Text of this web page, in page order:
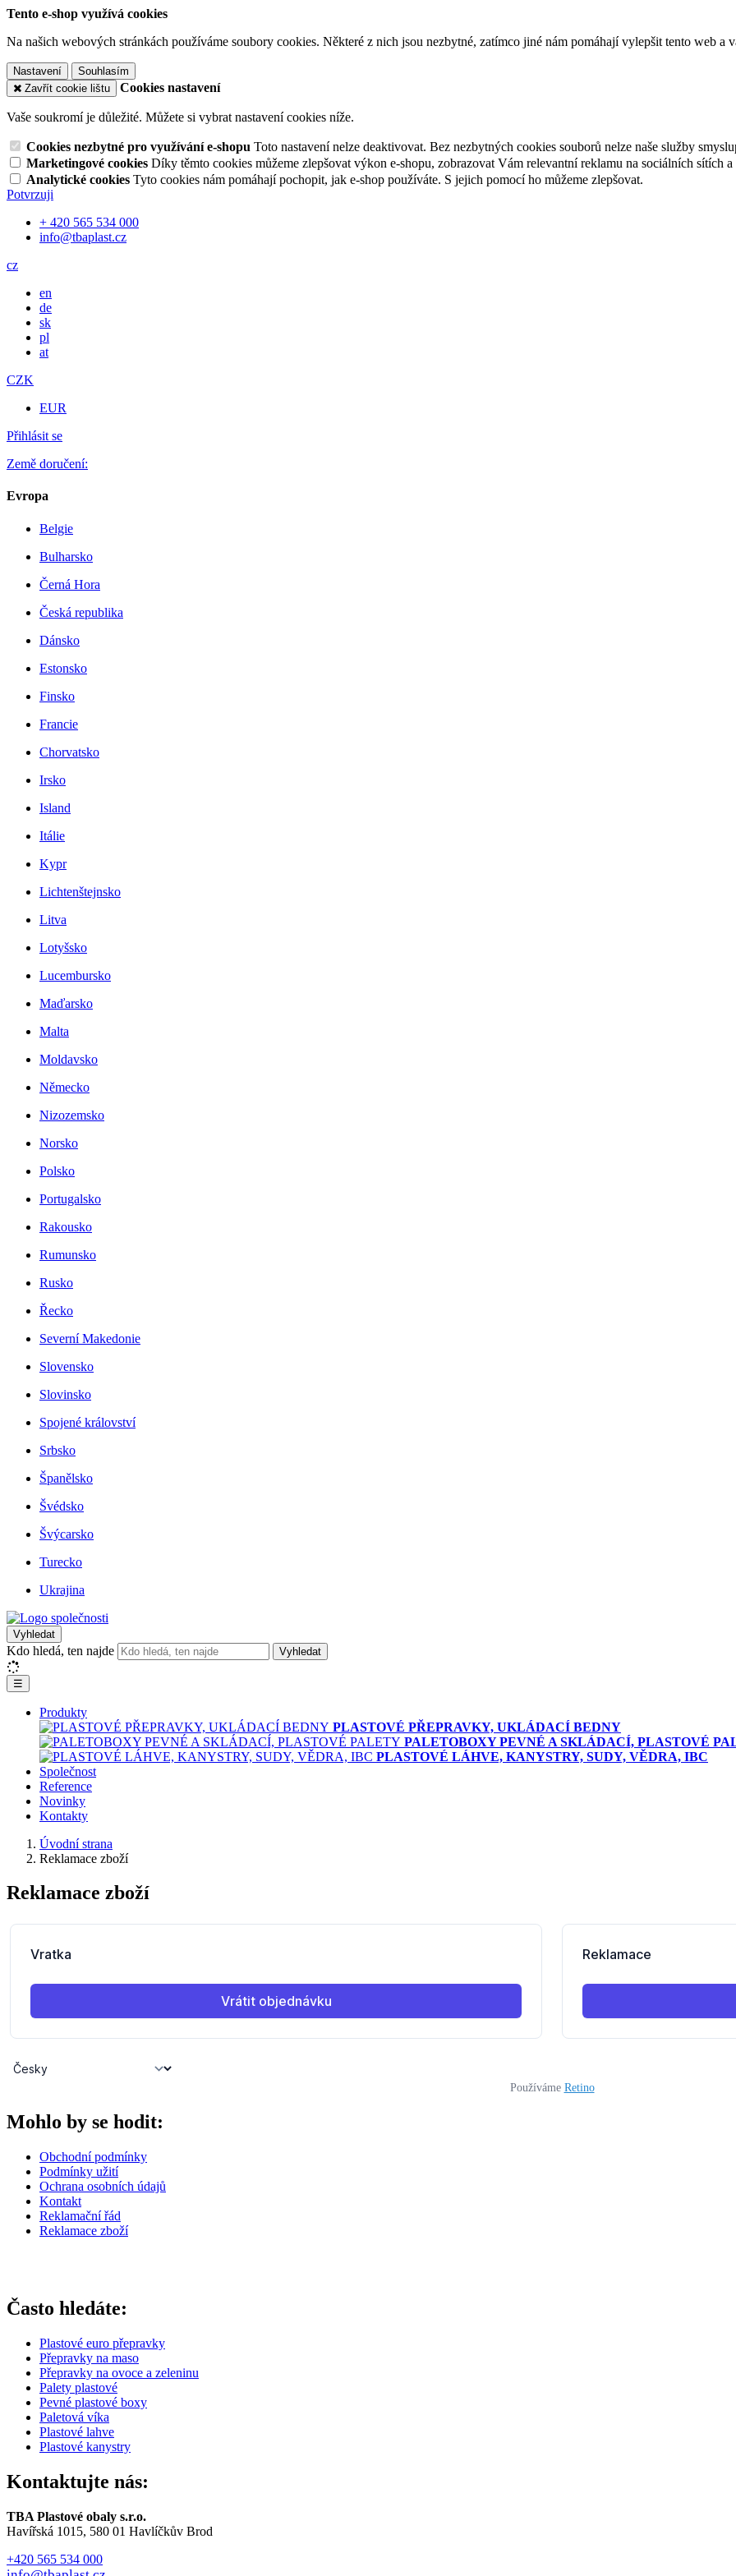
Tento e-shop využívá cookies
Na našich webových stránkách používáme soubory cookies. Některé z nich jsou nezbytné, zatímco jiné nám pomáhají vylepšit tento web a
Nastavení
Souhlasím
Zavřít cookie lištu
Cookies nastavení
Vaše soukromí je důležité. Můžete si vybrat nastavení cookies níže.
Cookies nezbytné pro využívání e-shopu Toto nastavení nelze deaktivovat. Bez nezbytných cookies souborů nelze naše služby
Marketingové cookies Díky těmto cookies můžeme zlepšovat výkon e-shopu, zobrazovat Vám relevantní reklamu na sociálních sítích
Analytické cookies Tyto cookies nám pomáhají pochopit, jak e-shop používáte. S jejich pomocí ho můžeme zlepšovat.
Potvrzuji
+ 420 565 534 000
info@tbaplast.cz
cz
en
de
sk
pl
at
CZK
EUR
Přihlásit se
Země doručení:
Evropa
Belgie
Bulharsko
Černá Hora
Česká republika
Dánsko
Estonsko
Finsko
Francie
Chorvatsko
Irsko
Island
Itálie
Kypr
Lichtenštejnsko
Litva
Lotyšsko
Lucembursko
Maďarsko
Malta
Moldavsko
Německo
Nizozemsko
Norsko
Polsko
Portugalsko
Rakousko
Rumunsko
Rusko
Řecko
Severní Makedonie
Slovensko
Slovinsko
Spojené království
Srbsko
Španělsko
Švédsko
Švýcarsko
Turecko
Ukrajina
Vyhledat
Kdo hledá, ten najde Vyhledat
☰
Produkty
PLASTOVÉ PŘEPRAVKY, UKLÁDACÍ BEDNY
PALETOBOXY PEVNÉ A SKLÁDACÍ, PLASTOVÉ
PLASTOVÉ LÁHVE, KANYSTRY, SUDY, VĚDRA, IBC
Společnost
Reference
Novinky
Kontakty
Úvodní strana
Reklamace zboží
Reklamace zboží
Používáme Retino
Mohlo by se hodit:
Obchodní podmínky
Podmínky užití
Ochrana osobních údajů
Kontakt
Reklamační řád
Reklamace zboží
Často hledáte:
Plastové euro přepravky
Přepravky na maso
Přepravky na ovoce a zeleninu
Palety plastové
Pevné plastové boxy
Paletová víka
Plastové lahve
Plastové kanystry
Kontaktujte nás:
TBA Plastové obaly s.r.o.
Havířská 1015, 580 01 Havlíčkův Brod
+420 565 534 000